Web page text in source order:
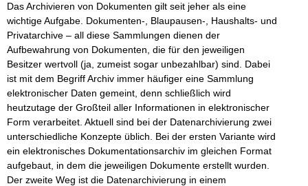
Das Archivieren von Dokumenten gilt seit jeher als eine
wichtige Aufgabe. Dokumenten-, Blaupausen-, Haushalts- und
Privatarchive – all diese Sammlungen dienen der
Aufbewahrung von Dokumenten, die für den jeweiligen
Besitzer wertvoll (ja, zumeist sogar unbezahlbar) sind. Dabei
ist mit dem Begriff Archiv immer häufiger eine Sammlung
elektronischer Daten gemeint, denn schließlich wird
heutzutage der Großteil aller Informationen in elektronischer
Form verarbeitet. Aktuell sind bei der Datenarchivierung zwei
unterschiedliche Konzepte üblich. Bei der ersten Variante wird
ein elektronisches Dokumentationsarchiv im gleichen Format
aufgebaut, in dem die jeweiligen Dokumente erstellt wurden.
Der zweite Weg ist die Datenarchivierung in einem